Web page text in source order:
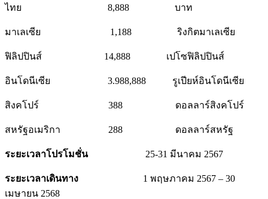
ไทย 8,888 บาท
มาเลเซีย 1,188 ริงกิตมาเลเซีย
ฟิลิปปินส์ 14,888 เปโซฟิลิปปินส์
อินโดนีเซีย 3.988,888 รูเปียห์อินโดนีเซีย
สิงคโปร์ 388 ดอลลาร์สิงคโปร์
สหรัฐอเมริกา 288 ดอลลาร์สหรัฐ
ระยะเวลาโปรโมชั่น25-31 มีนาคม 2567
ระยะเวลาเดินทาง
1 พฤษภาคม 2567 – 30
เมษายน 2568